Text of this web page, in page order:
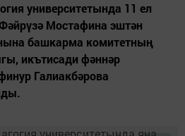
университетында 11 ел
Мостафина эштән
башкарма комитетның
икътисади фәннәр
Галиакбәрова